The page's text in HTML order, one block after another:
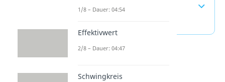
häufigste Fragen
1/8 – Dauer: 04:54
Effektivwert
2/8 – Dauer: 04:47
Schwingkreis